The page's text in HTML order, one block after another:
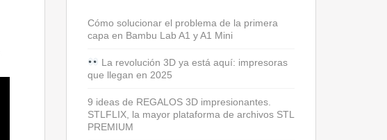
Cómo solucionar el problema de la primera
capa en Bambu Lab A1 y A1 Mini
La revolución 3D ya está aquí: impresoras
que llegan en 2025
9 ideas de REGALOS 3D impresionantes.
STLFLIX, la mayor plataforma de archivos STL
PREMIUM